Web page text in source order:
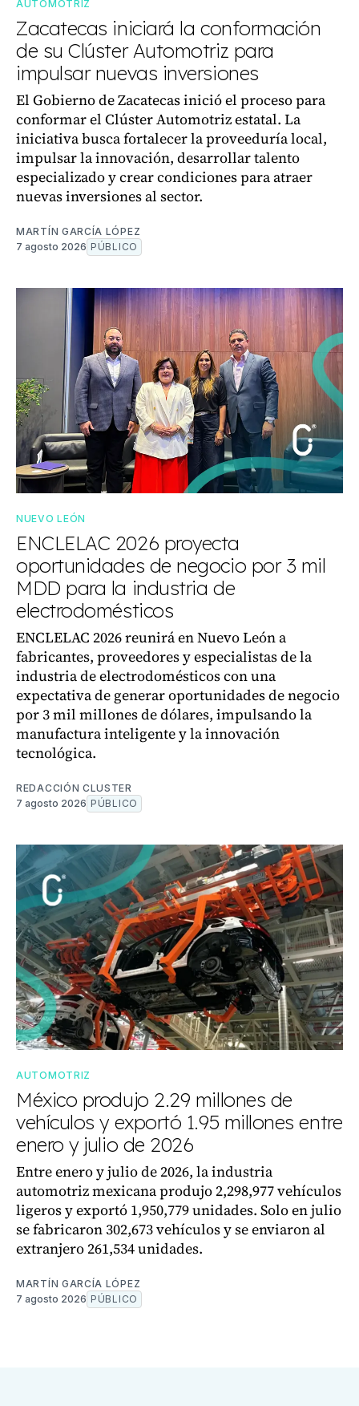
AUTOMOTRIZ
Zacatecas iniciará la conformación
de su Clúster Automotriz para
impulsar nuevas inversiones
El Gobierno de Zacatecas inició el proceso para
conformar el Clúster Automotriz estatal. La
iniciativa busca fortalecer la proveeduría local,
impulsar la innovación, desarrollar talento
especializado y crear condiciones para atraer
nuevas inversiones al sector.
MARTÍN GARCÍA LÓPEZ
7 agosto 2026 PÚBLICO
NUEVO LEÓN
ENCLELAC 2026 proyecta
oportunidades de negocio por 3 mil
MDD para la industria de
electrodomésticos
ENCLELAC 2026 reunirá en Nuevo León a
fabricantes, proveedores y especialistas de la
industria de electrodomésticos con una
expectativa de generar oportunidades de negocio
por 3 mil millones de dólares, impulsando la
manufactura inteligente y la innovación
tecnológica.
REDACCIÓN CLUSTER
7 agosto 2026 PÚBLICO
AUTOMOTRIZ
México produjo 2.29 millones de
vehículos y exportó 1.95 millones entre
enero y julio de 2026
Entre enero y julio de 2026, la industria
automotriz mexicana produjo 2,298,977 vehículos
ligeros y exportó 1,950,779 unidades. Solo en julio
se fabricaron 302,673 vehículos y se enviaron al
extranjero 261,534 unidades.
MARTÍN GARCÍA LÓPEZ
7 agosto 2026 PÚBLICO